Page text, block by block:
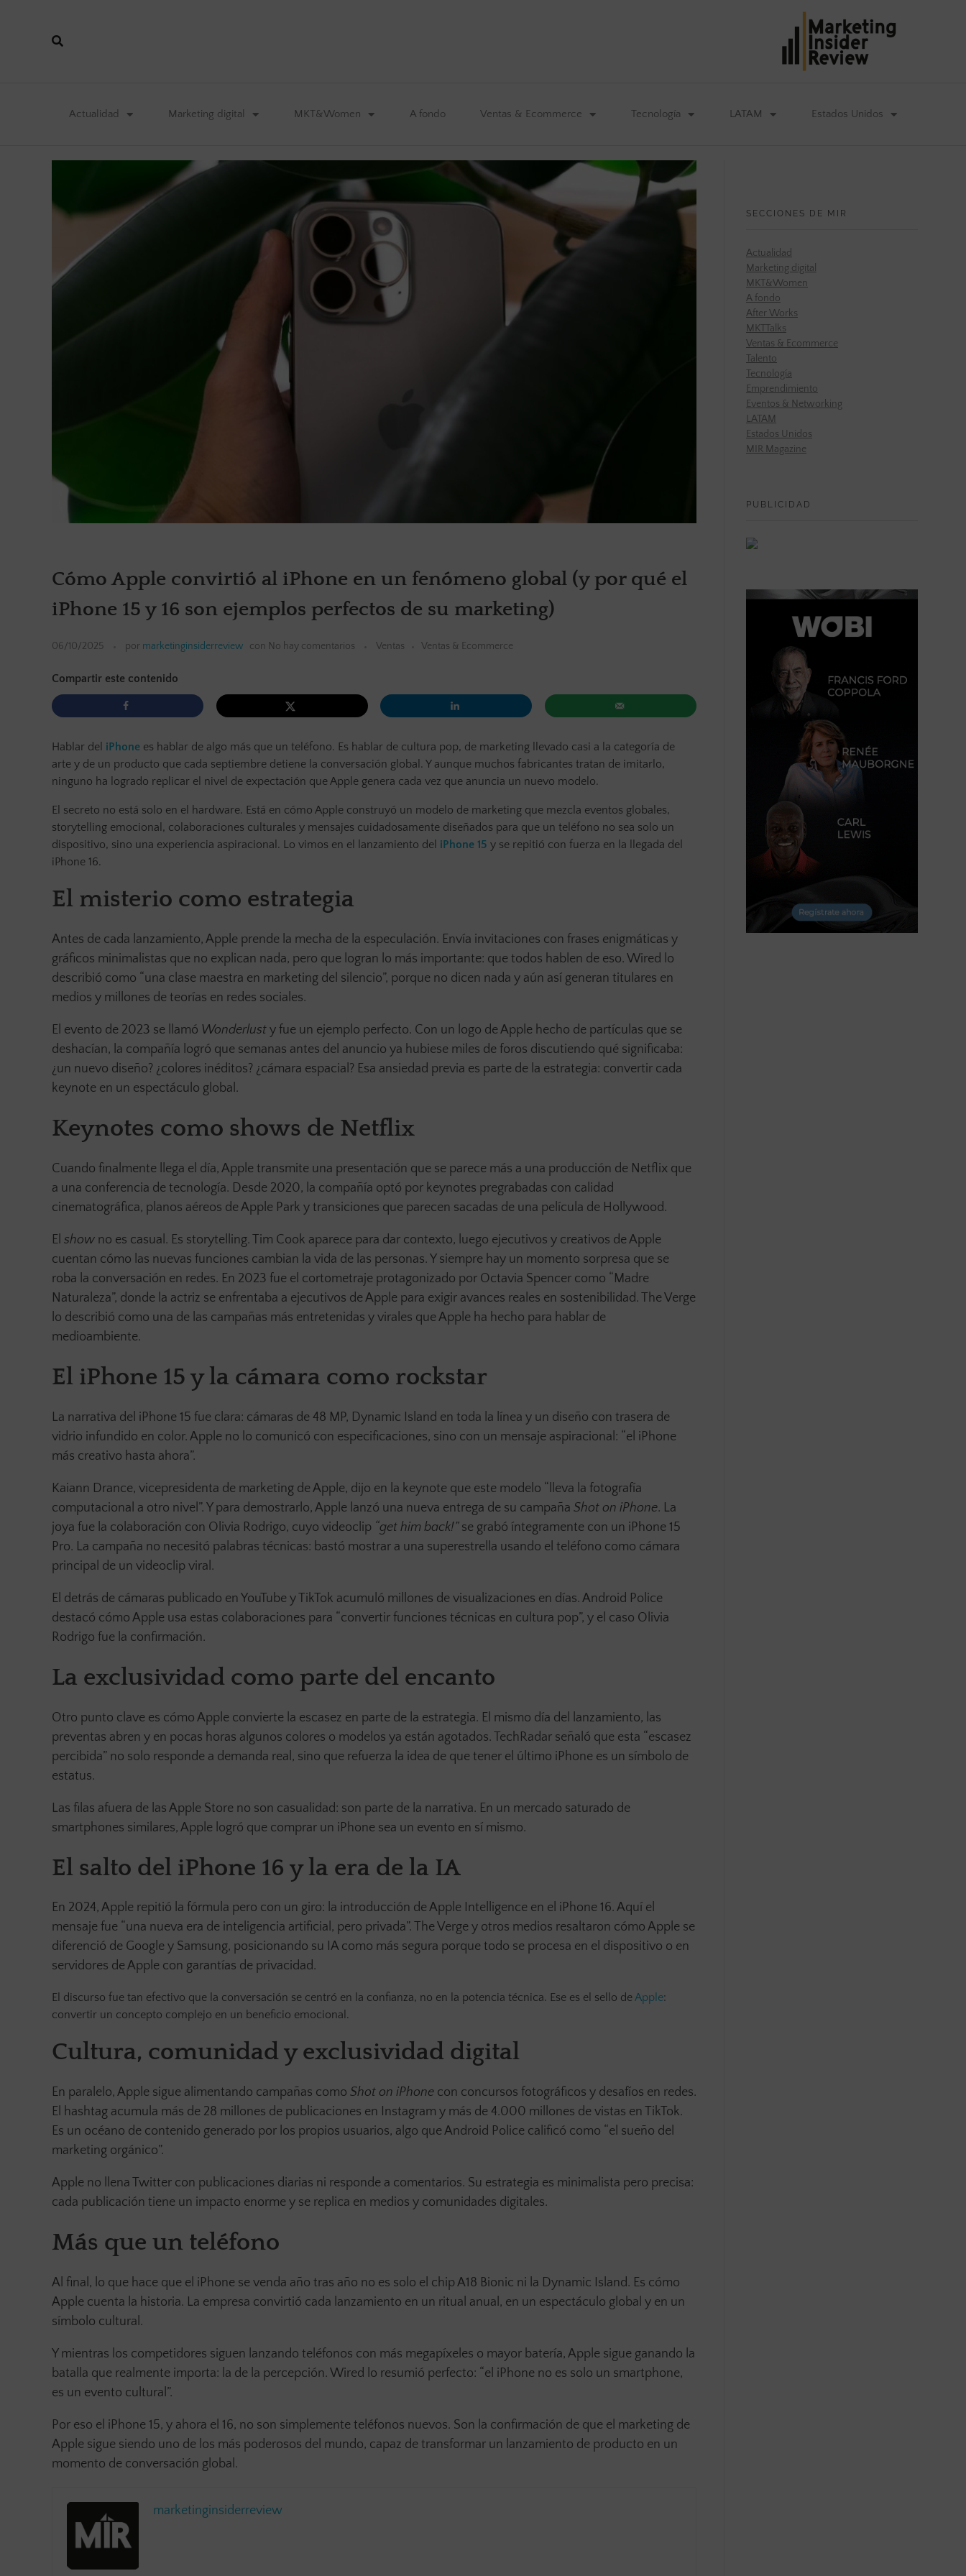
Actualidad Marketing digital MKT&Women A fondo Ventas & Ecommerce Tecnología LATAM Estados Unidos
Cómo Apple convirtió al iPhone en un fenómeno global (y por qué el
iPhone 15 y 16 son ejemplos perfectos de su marketing)
06/10/2025 por marketinginsiderreview con No hay comentarios Ventas Ventas & Ecommerce
Compartir este contenido
Hablar del iPhone es hablar de algo más que un teléfono. Es hablar de cultura pop, de marketing llevado casi a la categoría de
arte y de un producto que cada septiembre detiene la conversación global. Y aunque muchos fabricantes tratan de imitarlo,
ninguno ha logrado replicar el nivel de expectación que Apple genera cada vez que anuncia un nuevo modelo.
El secreto no está solo en el hardware. Está en cómo Apple construyó un modelo de marketing que mezcla eventos globales,
storytelling emocional, colaboraciones culturales y mensajes cuidadosamente diseñados para que un teléfono no sea solo un
dispositivo, sino una experiencia aspiracional. Lo vimos en el lanzamiento del iPhone 15 y se repitió con fuerza en la llegada del
iPhone 16.
El misterio como estrategia
Antes de cada lanzamiento, Apple prende la mecha de la especulación. Envía invitaciones con frases enigmáticas y
gráficos minimalistas que no explican nada, pero que logran lo más importante: que todos hablen de eso. Wired lo
describió como “una clase maestra en marketing del silencio”, porque no dicen nada y aún así generan titulares en
medios y millones de teorías en redes sociales.
El evento de 2023 se llamó Wonderlust y fue un ejemplo perfecto. Con un logo de Apple hecho de partículas que se
deshacían, la compañía logró que semanas antes del anuncio ya hubiese miles de foros discutiendo qué significaba:
¿un nuevo diseño? ¿colores inéditos? ¿cámara espacial? Esa ansiedad previa es parte de la estrategia: convertir cada
keynote en un espectáculo global.
Keynotes como shows de Netflix
Cuando finalmente llega el día, Apple transmite una presentación que se parece más a una producción de Netflix que
a una conferencia de tecnología. Desde 2020, la compañía optó por keynotes pregrabadas con calidad
cinematográfica, planos aéreos de Apple Park y transiciones que parecen sacadas de una película de Hollywood.
El show no es casual. Es storytelling. Tim Cook aparece para dar contexto, luego ejecutivos y creativos de Apple
cuentan cómo las nuevas funciones cambian la vida de las personas. Y siempre hay un momento sorpresa que se
roba la conversación en redes. En 2023 fue el cortometraje protagonizado por Octavia Spencer como “Madre
Naturaleza”, donde la actriz se enfrentaba a ejecutivos de Apple para exigir avances reales en sostenibilidad. The Verge
lo describió como una de las campañas más entretenidas y virales que Apple ha hecho para hablar de
medioambiente.
El iPhone 15 y la cámara como rockstar
La narrativa del iPhone 15 fue clara: cámaras de 48 MP, Dynamic Island en toda la línea y un diseño con trasera de
vidrio infundido en color. Apple no lo comunicó con especificaciones, sino con un mensaje aspiracional: “el iPhone
más creativo hasta ahora”.
Kaiann Drance, vicepresidenta de marketing de Apple, dijo en la keynote que este modelo “lleva la fotografía
computacional a otro nivel”. Y para demostrarlo, Apple lanzó una nueva entrega de su campaña Shot on iPhone. La
joya fue la colaboración con Olivia Rodrigo, cuyo videoclip “get him back!”se grabó íntegramente con un iPhone 15
Pro. La campaña no necesitó palabras técnicas: bastó mostrar a una superestrella usando el teléfono como cámara
principal de un videoclip viral.
El detrás de cámaras publicado en YouTube y TikTok acumuló millones de visualizaciones en días. Android Police
destacó cómo Apple usa estas colaboraciones para “convertir funciones técnicas en cultura pop”, y el caso Olivia
Rodrigo fue la confirmación.
La exclusividad como parte del encanto
Otro punto clave es cómo Apple convierte la escasez en parte de la estrategia. El mismo día del lanzamiento, las
preventas abren y en pocas horas algunos colores o modelos ya están agotados. TechRadar señaló que esta “escasez
percibida” no solo responde a demanda real, sino que refuerza la idea de que tener el último iPhone es un símbolo de
estatus.
Las filas afuera de las Apple Store no son casualidad: son parte de la narrativa. En un mercado saturado de
smartphones similares, Apple logró que comprar un iPhone sea un evento en sí mismo.
El salto del iPhone 16 y la era de la IA
En 2024, Apple repitió la fórmula pero con un giro: la introducción de Apple Intelligence en el iPhone 16. Aquí el
mensaje fue “una nueva era de inteligencia artificial, pero privada”. The Verge y otros medios resaltaron cómo Apple se
diferenció de Google y Samsung, posicionando su IA como más segura porque todo se procesa en el dispositivo o en
servidores de Apple con garantías de privacidad.
El discurso fue tan efectivo que la conversación se centró en la confianza, no en la potencia técnica. Ese es el sello deApple:
convertir un concepto complejo en un beneficio emocional.
Cultura, comunidad y exclusividad digital
En paralelo, Apple sigue alimentando campañas como Shot on iPhone con concursos fotográficos y desafíos en redes.
El hashtag acumula más de 28 millones de publicaciones en Instagram y más de 4.000 millones de vistas en TikTok.
Es un océano de contenido generado por los propios usuarios, algo que Android Police calificó como “el sueño del
marketing orgánico”.
Apple no llena Twitter con publicaciones diarias ni responde a comentarios. Su estrategia es minimalista pero precisa:
cada publicación tiene un impacto enorme y se replica en medios y comunidades digitales.
Más que un teléfono
Al final, lo que hace que el iPhone se venda año tras año no es solo el chip A18 Bionic ni la Dynamic Island. Es cómo
Apple cuenta la historia. La empresa convirtió cada lanzamiento en un ritual anual, en un espectáculo global y en un
símbolo cultural.
Y mientras los competidores siguen lanzando teléfonos con más megapíxeles o mayor batería, Apple sigue ganando la
batalla que realmente importa: la de la percepción. Wired lo resumió perfecto: “el iPhone no es solo un smartphone,
es un evento cultural”.
Por eso el iPhone 15, y ahora el 16, no son simplemente teléfonos nuevos. Son la confirmación de que el marketing de
Apple sigue siendo uno de los más poderosos del mundo, capaz de transformar un lanzamiento de producto en un
momento de conversación global.
marketinginsiderreview
SECCIONES DE MIR
Actualidad
Marketing digital
MKT&Women
A fondo
After Works
MKTTalks
Ventas & Ecommerce
Talento
Tecnología
Emprendimiento
Eventos & Networking
LATAM
Estados Unidos
MIR Magazine
PUBLICIDAD